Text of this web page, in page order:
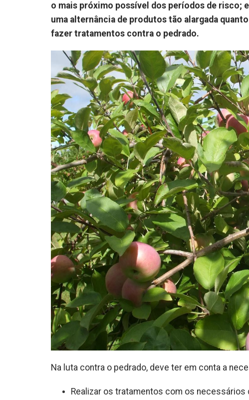
o mais próximo possível dos períodos de risco;
uma alternância de produtos tão alargada
fazer tratamentos contra o pedrado.
Na luta contra o pedrado, deve ter em conta a
Realizar os tratamentos com os